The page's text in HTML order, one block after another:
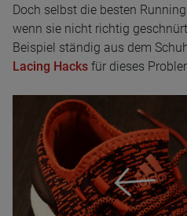
Doch selbst die besten
wenn sie nicht richtig
Beispiel ständig aus dem
Lacing Hacks für dieses